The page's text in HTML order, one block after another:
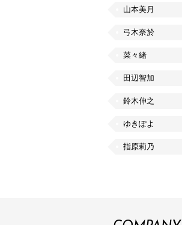
山本美月
弓木奈於
菜々緒
田辺智加
鈴木伸之
ゆきぽよ
指原莉乃